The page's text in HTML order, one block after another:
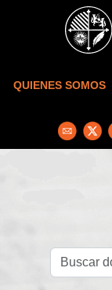
Skip to main content
QUIENES SOMOS